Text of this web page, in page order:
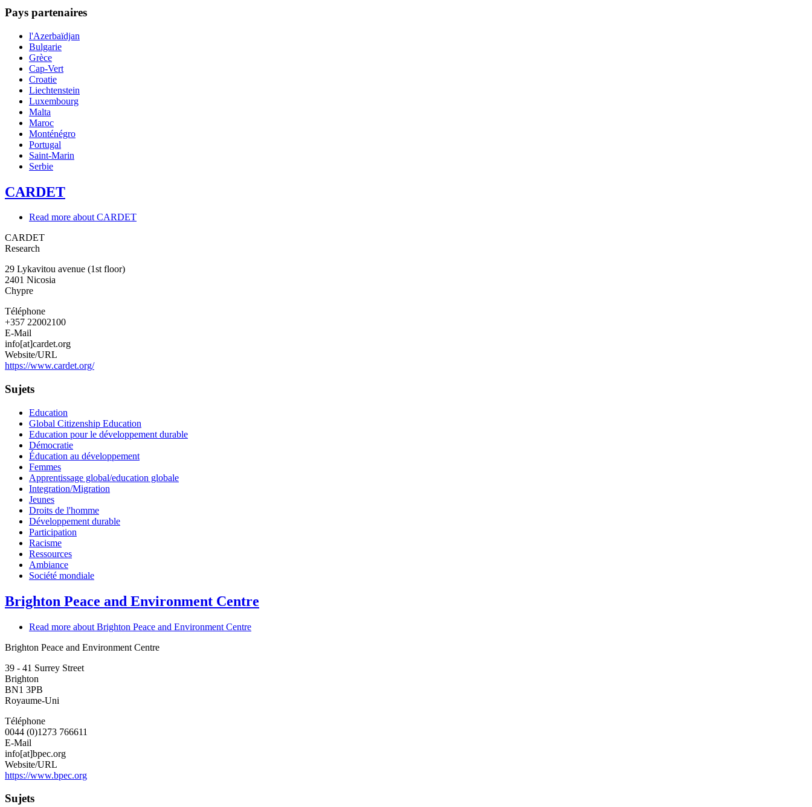
Pays partenaires
l'Azerbaïdjan
Bulgarie
Grèce
Cap-Vert
Croatie
Liechtenstein
Luxembourg
Malta
Maroc
Monténégro
Portugal
Saint-Marin
Serbie
CARDET
Read more about CARDET
CARDET
Research
29 Lykavitou avenue (1st floor)
2401 Nicosia
Chypre
Téléphone
+357 22002100
E-Mail
info[at]cardet.org
Website/URL
https://www.cardet.org/
Sujets
Education
Global Citizenship Education
Education pour le développement durable
Démocratie
Éducation au développement
Femmes
Apprentissage global/education globale
Integration/Migration
Jeunes
Droits de l'homme
Développement durable
Participation
Racisme
Ressources
Ambiance
Société mondiale
Brighton Peace and Environment Centre
Read more about Brighton Peace and Environment Centre
Brighton Peace and Environment Centre
39 - 41 Surrey Street
Brighton
BN1 3PB
Royaume-Uni
Téléphone
0044 (0)1273 766611
E-Mail
info[at]bpec.org
Website/URL
https://www.bpec.org
Sujets